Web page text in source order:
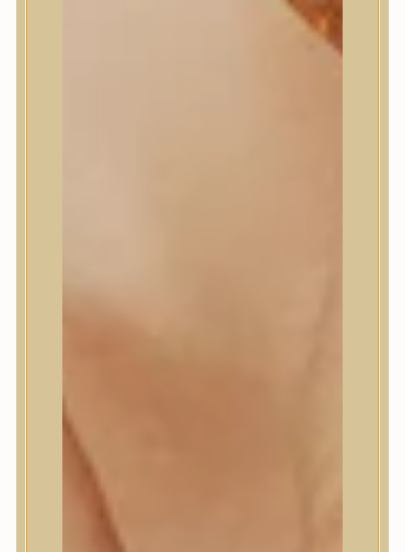
Skin&Lab
SKIN1004
Sungboon Editor